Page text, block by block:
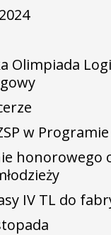
Olimpiada
w
honorowego
IV TL do